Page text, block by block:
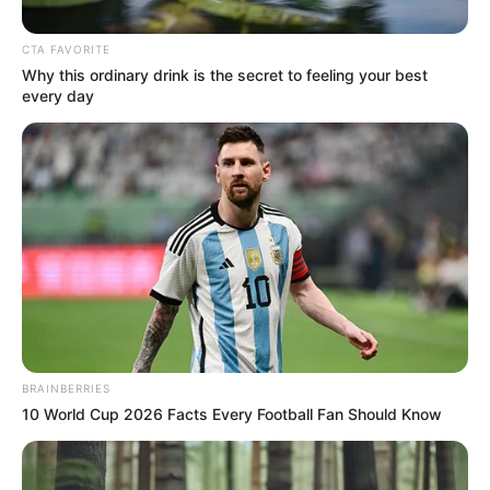
Foto suministrada
Por:Camila Castillo
Mayo 11, 2023
CTA FAVORITE
Why this ordinary drink is the secret to feeling your best
every day
BRAINBERRIES
10 World Cup 2026 Facts Every Football Fan Should Know